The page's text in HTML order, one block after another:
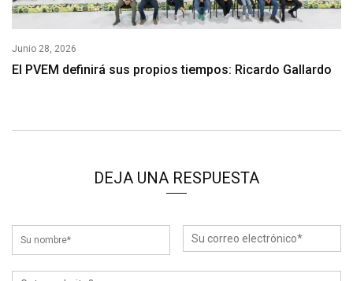
Junio 28, 2026
El PVEM definirá sus propios tiempos: Ricardo Gallardo
DEJA UNA RESPUESTA